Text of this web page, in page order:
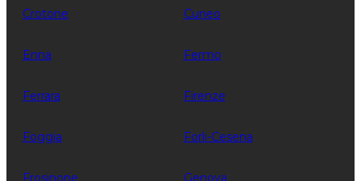
Crotone Cuneo
Enna Fermo
Ferrara Firenze
Foggia Forli-Cesena